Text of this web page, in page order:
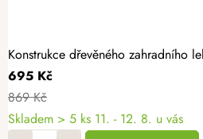
Konstrukce dřevěného zahradního
695 Kč
869 Kč
Skladem > 5 ks 11. - 12. 8. u vás